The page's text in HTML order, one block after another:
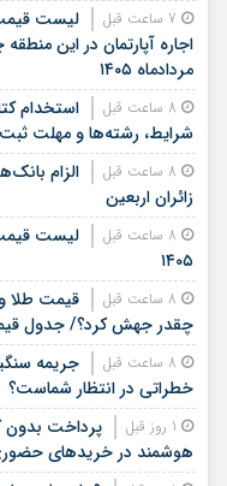
لیست
اجاره آپارتمان در این
مردادماه ۱۴۰۵
استخدام
شرایط، رشته‌ها و مهلت
الزام
زائران اربعین
لیست
۱۴۰۵
چقدر جهش کرد؟/ جدول
جریمه
خطراتی در انتظار شماست؟
پرداخت بدون
هوشمند در خریدهای